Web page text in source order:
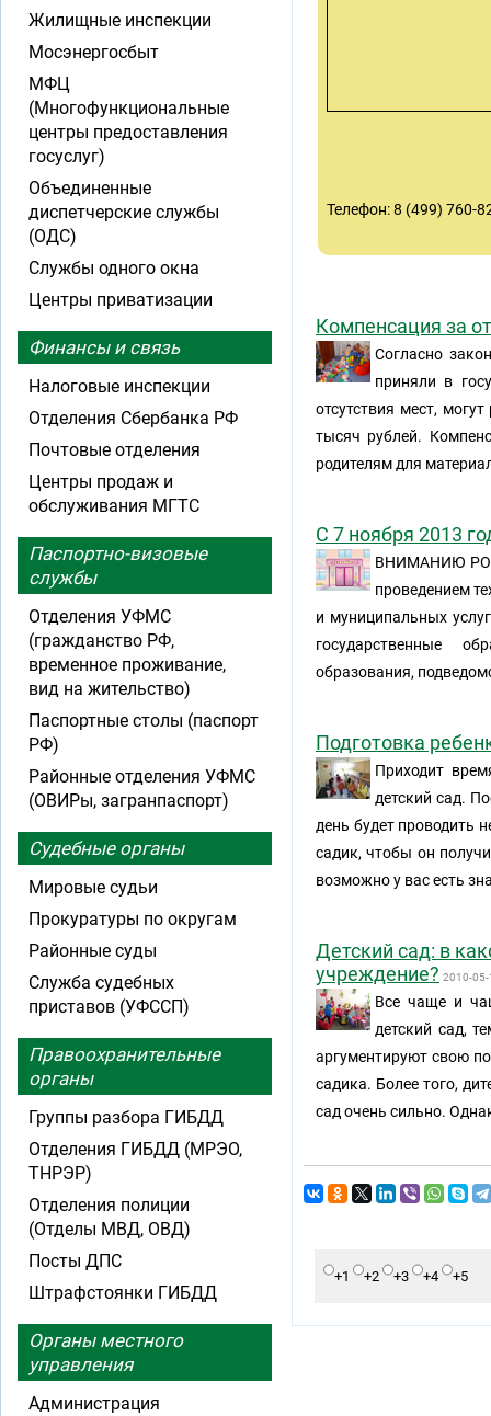
Телефон: 8 (499) 760-
Компенсация за
Согласно
приняли в
отсутствия мест,
тысяч рублей.
родителям для
С 7 ноября 2013
ВНИМАНИЮ
проведением
и муниципальных
государственные
образования,
Подготовка
Приходит
детский сад.
день будет проводить
садик, чтобы он
возможно у вас есть
Детский сад: в
учреждение? 2010-05-
Все чаще и
детский сад,
аргументируют свою
садика. Более того,
сад очень сильно.
+1 +2 +3 +4 +5
Жилищные инспекции
Мосэнергосбыт
МФЦ
(Многофункциональные
центры предоставления
госуслуг)
Объединенные
диспетчерские службы
(ОДС)
Службы одного окна
Центры приватизации
Финансы и связь
Налоговые инспекции
Отделения Сбербанка РФ
Почтовые отделения
Центры продаж и
обслуживания МГТС
Паспортно-визовые
службы
Отделения УФМС
(гражданство РФ,
временное проживание,
вид на жительство)
Паспортные столы (паспорт
РФ)
Районные отделения УФМС
(ОВИРы, загранпаспорт)
Судебные органы
Мировые судьи
Прокуратуры по округам
Районные суды
Служба судебных
приставов (УФССП)
Правоохранительные
органы
Группы разбора ГИБДД
Отделения ГИБДД (МРЭО,
ТНРЭР)
Отделения полиции
(Отделы МВД, ОВД)
Посты ДПС
Штрафстоянки ГИБДД
Органы местного
управления
Администрация